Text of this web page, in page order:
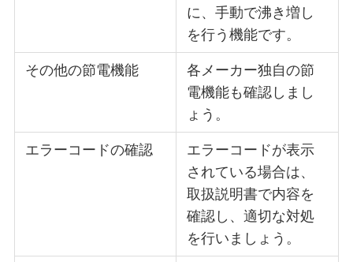
に、手動で沸き増し
を行う機能です。
その他の節電機能
各メーカー独自の節
電機能も確認しまし
ょう。
エラーコードの確認
エラーコードが表示
されている場合は、
取扱説明書で内容を
確認し、適切な対処
を行いましょう。